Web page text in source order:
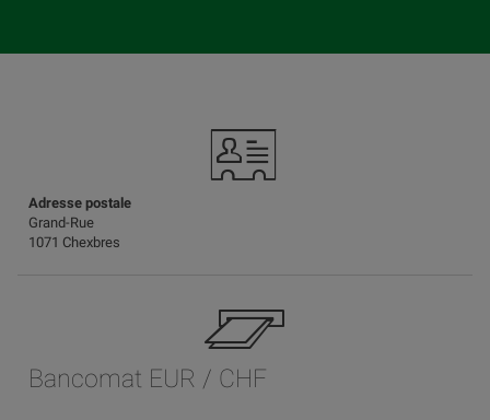
Adresse postale
Grand-Rue
1071 Chexbres
Bancomat EUR / CHF